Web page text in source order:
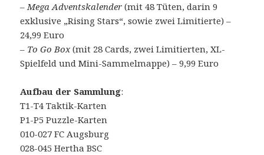
–Mega Adventskalender (mit 48 Tüten, darin 9
exklusive „Rising Stars“, sowie zwei Limitierte) –
24,99 Euro
– To Go Box(mit 28 Cards, zwei Limitierten, XL-
Spielfeld und Mini-Sammelmappe) – 9,99 Euro
Aufbau der Sammlung:
T1-T4 Taktik-Karten
P1-P5 Puzzle-Karten
010-027 FC Augsburg
028-045 Hertha BSC